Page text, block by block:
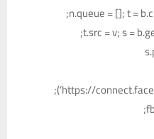
n.queue = []; t =
t.src = v; s =